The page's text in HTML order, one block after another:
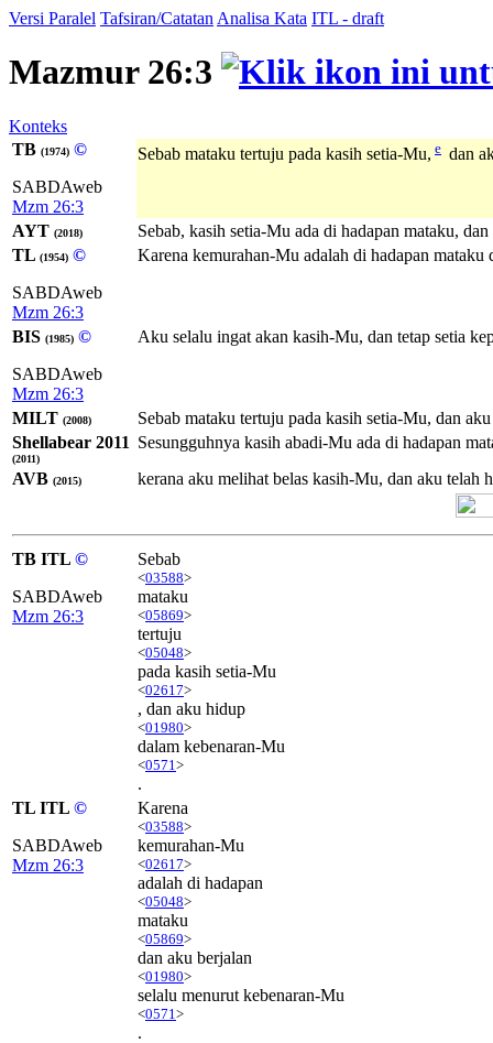
Versi Paralel Tafsiran/Catatan Analisa Kata ITL - draft
Mazmur 26:3
Konteks
TB (1974) ©
SABDAweb
Mzm 26:3
Sebab mataku tertuju pada kasih setia-Mu, e dan
AYT (2018)
Sebab, kasih setia-Mu ada di hadapan mataku,
TL (1954) ©
SABDAweb
Mzm 26:3
Karena kemurahan-Mu adalah di hadapan
BIS (1985) ©
SABDAweb
Mzm 26:3
Aku selalu ingat akan kasih-Mu, dan tetap setia
MILT (2008)
Sebab mataku tertuju pada kasih setia-Mu, dan
Shellabear 2011
(2011)
Sesungguhnya kasih abadi-Mu ada di hadapan
AVB (2015) kerana aku melihat belas kasih-Mu, dan aku telah
TB ITL ©
SABDAweb
Mzm 26:3
Sebab
<03588>
mataku
<05869>
tertuju
<05048>
pada kasih setia-Mu
<02617>
, dan aku hidup
<01980>
dalam kebenaran-Mu
<0571 >
.
TL ITL ©
SABDAweb
Mzm 26:3
Karena
<03588>
kemurahan-Mu
<02617>
adalah di hadapan
<05048>
mataku
<05869>
dan aku berjalan
<01980>
selalu menurut kebenaran-Mu
<0571 >
.